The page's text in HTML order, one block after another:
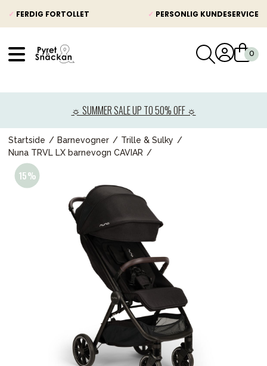
✓ FERDIG FORTOLLET ✓ PERSONLIG KUNDESERVICE
☼ SUMMER SALE UP TO 50% OFF ☼
Startside Barnevogner
Trille & Sulky
Nuna TRVL LX barnevogn CAVIAR
Barnevogner
Bilstol
Barn og baby
Leker og spill
Mamma & Pappa
Møbler & seng
Tilbehør
Reservedeler
Kampanjer
Tips om gaver
Våre favoritter